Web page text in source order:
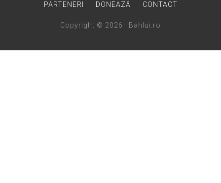
PARTENERI DONEAZĂ CONTACT
Copyright © 2026 · Bahlui.ro